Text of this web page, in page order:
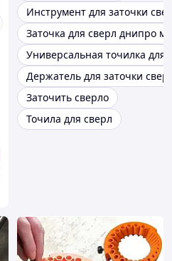
Инструмент для заточки
Заточка для сверл днипро м
Универсальная точилка для
Держатель для заточки
Заточить сверло
Точила для сверл